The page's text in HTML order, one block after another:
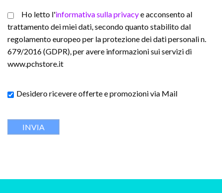
Ho letto l'informativa sulla privacye acconsento al
trattamento dei miei dati, secondo quanto stabilito dal
regolamento europeo per la protezione dei dati personali n.
679/2016 (GDPR), per avere informazioni sui servizi di
www.pchstore.it
Desidero ricevere offerte e promozioni via Mail